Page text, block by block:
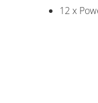
12 x